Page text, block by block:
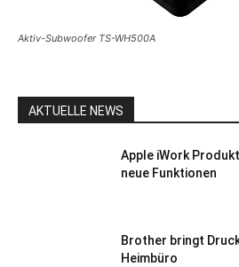
Aktiv-Subwoofer TS-WH500A
AKTUELLE NEWS
Apple iWork
neue Funktionen
Brother bringt
Heimbüro